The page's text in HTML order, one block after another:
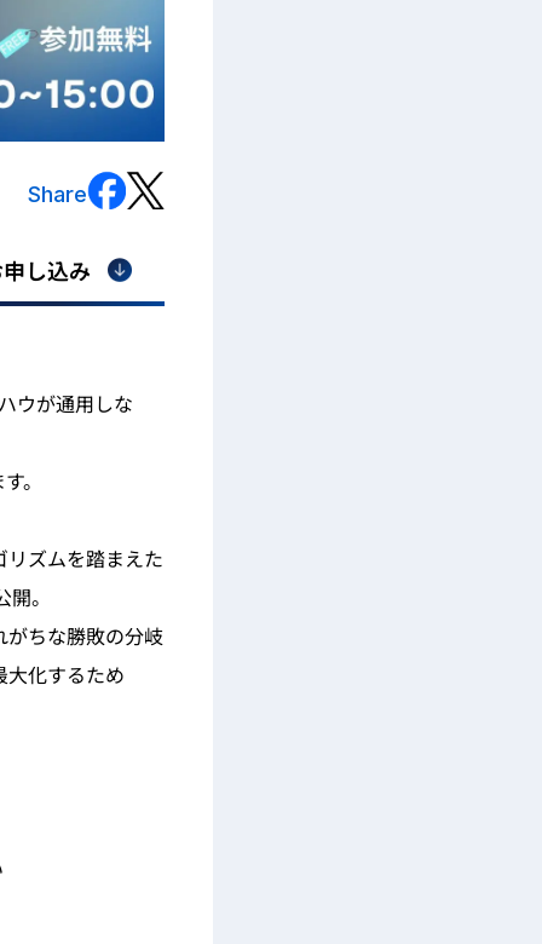
Share
し込み
ウが通用しな
。
ズムを踏まえた
。
ちな勝敗の分岐
大化するため